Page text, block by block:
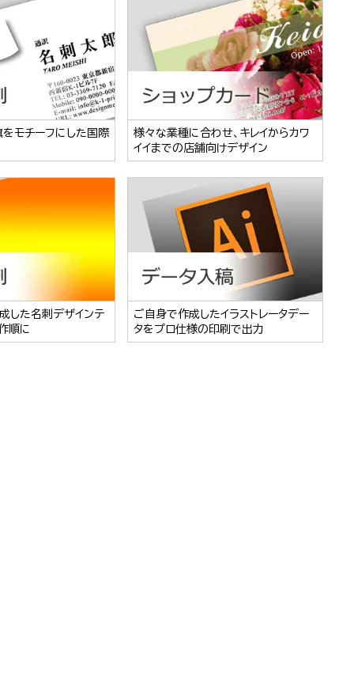
モチーフにした国際
様々な業種に合わせ、キレイからカワ
イイまでの店舗向けデザイン
した名刺デザインテ
順に
ご自身で作成したイラストレータデー
タをプロ仕様の印刷で出力